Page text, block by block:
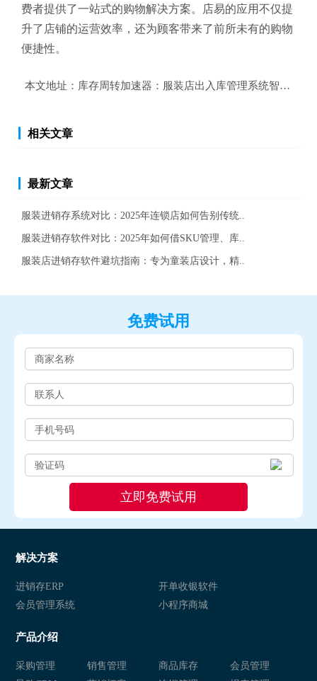
费者提供了一站式的购物解决方案。店易的应用不仅提
升了店铺的运营效率，还为顾客带来了前所未有的购物
便捷性。
本文地址： 库存周转加速器：服装店出入库管理系统智能选择
相关文章
最新文章
服装进销存系统对比：2025年连锁店如何告别传统..
服装进销存软件对比：2025年如何借SKU管理、库..
服装店进销存软件避坑指南：专为童装店设计，精..
免费试用
解决方案
进销存ERP
开单收银软件
会员管理系统
小程序商城
产品介绍
采购管理 销售管理 商品库存
会员管理